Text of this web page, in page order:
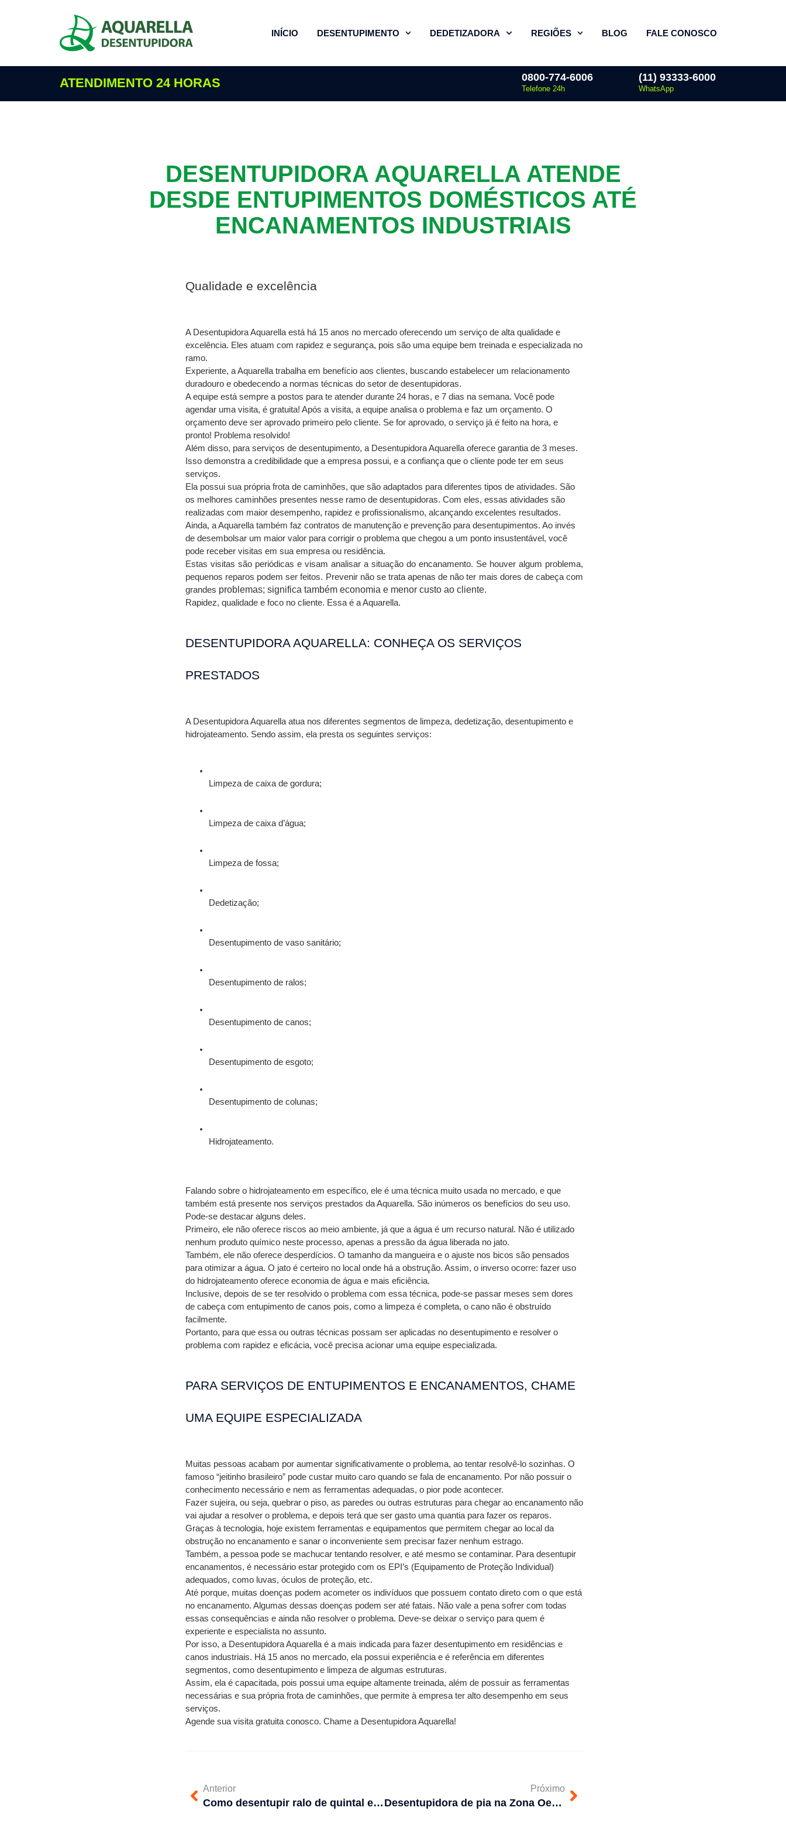
INÍCIO DESENTUPIMENTO DEDETIZADORA REGIÕES BLOG FALE CONOSCO
ATENDIMENTO 24 HORAS 0800-774-6006
Telefone 24h
(11) 93333-6000
WhatsApp
DESENTUPIDORA AQUARELLA ATENDE
DESDE ENTUPIMENTOS DOMÉSTICOS ATÉ
ENCANAMENTOS INDUSTRIAIS
Qualidade e excelência
A Desentupidora Aquarella está há 15 anos no mercado oferecendo um serviço de alta qualidade e
excelência. Eles atuam com rapidez e segurança, pois são uma equipe bem treinada e especializada no
ramo.
Experiente, a Aquarella trabalha em benefício aos clientes, buscando estabelecer um relacionamento
duradouro e obedecendo a normas técnicas do setor de desentupidoras.
A equipe está sempre a postos para te atender durante 24 horas, e 7 dias na semana. Você pode
agendar uma visita, é gratuita! Após a visita, a equipe analisa o problema e faz um orçamento. O
orçamento deve ser aprovado primeiro pelo cliente. Se for aprovado, o serviço já é feito na hora, e
pronto! Problema resolvido!
Além disso, para serviços de desentupimento, a Desentupidora Aquarella oferece garantia de 3 meses.
Isso demonstra a credibilidade que a empresa possui, e a confiança que o cliente pode ter em seus
serviços.
Ela possui sua própria frota de caminhões, que são adaptados para diferentes tipos de atividades. São
os melhores caminhões presentes nesse ramo de desentupidoras. Com eles, essas atividades são
realizadas com maior desempenho, rapidez e profissionalismo, alcançando excelentes resultados.
Ainda, a Aquarella também faz contratos de manutenção e prevenção para desentupimentos. Ao invés
de desembolsar um maior valor para corrigir o problema que chegou a um ponto insustentável, você
pode receber visitas em sua empresa ou residência.
Estas visitas são periódicas e visam analisar a situação do encanamento. Se houver algum problema,
pequenos reparos podem ser feitos. Prevenir não se trata apenas de não ter mais dores de cabeça com
grandes problemas; significa também economia e menor custo ao cliente.
Rapidez, qualidade e foco no cliente. Essa é a Aquarella.
DESENTUPIDORA AQUARELLA: CONHEÇA OS SERVIÇOS
PRESTADOS
A Desentupidora Aquarella atua nos diferentes segmentos de limpeza, dedetização, desentupimento e
hidrojateamento. Sendo assim, ela presta os seguintes serviços:
Limpeza de caixa de gordura;
Limpeza de caixa d’água;
Limpeza de fossa;
Dedetização;
Desentupimento de vaso sanitário;
Desentupimento de ralos;
Desentupimento de canos;
Desentupimento de esgoto;
Desentupimento de colunas;
Hidrojateamento.
Falando sobre o hidrojateamento em específico, ele é uma técnica muito usada no mercado, e que
também está presente nos serviços prestados da Aquarella. São inúmeros os benefícios do seu uso.
Pode-se destacar alguns deles.
Primeiro, ele não oferece riscos ao meio ambiente, já que a água é um recurso natural. Não é utilizado
nenhum produto químico neste processo, apenas a pressão da água liberada no jato.
Também, ele não oferece desperdícios. O tamanho da mangueira e o ajuste nos bicos são pensados
para otimizar a água. O jato é certeiro no local onde há a obstrução. Assim, o inverso ocorre: fazer uso
do hidrojateamento oferece economia de água e mais eficiência.
Inclusive, depois de se ter resolvido o problema com essa técnica, pode-se passar meses sem dores
de cabeça com entupimento de canos pois, como a limpeza é completa, o cano não é obstruído
facilmente.
Portanto, para que essa ou outras técnicas possam ser aplicadas no desentupimento e resolver o
problema com rapidez e eficácia, você precisa acionar uma equipe especializada.
PARA SERVIÇOS DE ENTUPIMENTOS E ENCANAMENTOS, CHAME
UMA EQUIPE ESPECIALIZADA
Muitas pessoas acabam por aumentar significativamente o problema, ao tentar resolvê-lo sozinhas. O
famoso “jeitinho brasileiro” pode custar muito caro quando se fala de encanamento. Por não possuir o
conhecimento necessário e nem as ferramentas adequadas, o pior pode acontecer.
Fazer sujeira, ou seja, quebrar o piso, as paredes ou outras estruturas para chegar ao encanamento não
vai ajudar a resolver o problema, e depois terá que ser gasto uma quantia para fazer os reparos.
Graças à tecnologia, hoje existem ferramentas e equipamentos que permitem chegar ao local da
obstrução no encanamento e sanar o inconveniente sem precisar fazer nenhum estrago.
Também, a pessoa pode se machucar tentando resolver, e até mesmo se contaminar. Para desentupir
encanamentos, é necessário estar protegido com os EPI’s (Equipamento de Proteção Individual)
adequados, como luvas, óculos de proteção, etc.
Até porque, muitas doenças podem acometer os indivíduos que possuem contato direto com o que está
no encanamento. Algumas dessas doenças podem ser até fatais. Não vale a pena sofrer com todas
essas consequências e ainda não resolver o problema. Deve-se deixar o serviço para quem é
experiente e especialista no assunto.
Por isso, a Desentupidora Aquarella é a mais indicada para fazer desentupimento em residências e
canos industriais. Há 15 anos no mercado, ela possui experiência e é referência em diferentes
segmentos, como desentupimento e limpeza de algumas estruturas.
Assim, ela é capacitada, pois possui uma equipe altamente treinada, além de possuir as ferramentas
necessárias e sua própria frota de caminhões, que permite à empresa ter alto desempenho em seus
serviços.
Agende sua visita gratuita conosco. Chame a Desentupidora Aquarella!
Anterior
Como desentupir ralo de quintal entupido com terra?
Próximo
Desentupidora de pia na Zona Oeste: chegada rápida, orçamento sem compromisso e garantia no desentupimento